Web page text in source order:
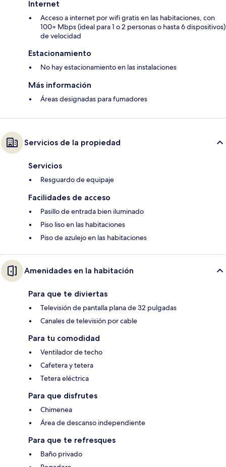
Internet
Acceso a internet por wifi gratis en las habitaciones, con
100+ Mbps (ideal para 1 o 2 personas o hasta 6 dispositivos)
de velocidad
Estacionamiento
No hay estacionamiento en las instalaciones
Más información
Áreas designadas para fumadores
Servicios de la propiedad
Servicios
Resguardo de equipaje
Facilidades de acceso
Pasillo de entrada bien iluminado
Piso liso en las habitaciones
Piso de azulejo en las habitaciones
Amenidades en la habitación
Para que te diviertas
Televisión de pantalla plana de 32 pulgadas
Canales de televisión por cable
Para tu comodidad
Ventilador de techo
Cafetera y tetera
Tetera eléctrica
Para que disfrutes
Chimenea
Área de descanso independiente
Para que te refresques
Baño privado